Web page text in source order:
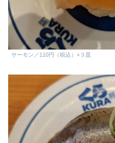
サーモン／110円（税込）×３皿